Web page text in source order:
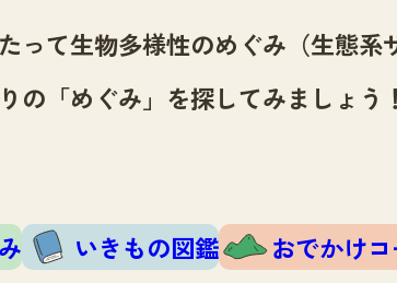
て生物多様性のめぐみ（生態系
の「めぐみ」を探してみましょう！
いきもの図鑑 おでかけ